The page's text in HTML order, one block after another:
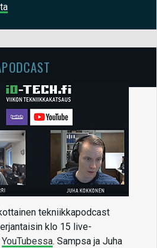
tekniikkapodcast
klo 15 live-
YouTubessa. Sampsa ja Juha